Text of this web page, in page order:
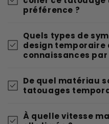
préférence ?
Quels types de
design temporaire
connaissances
De quel matériau
tatouages
À quelle vitesse